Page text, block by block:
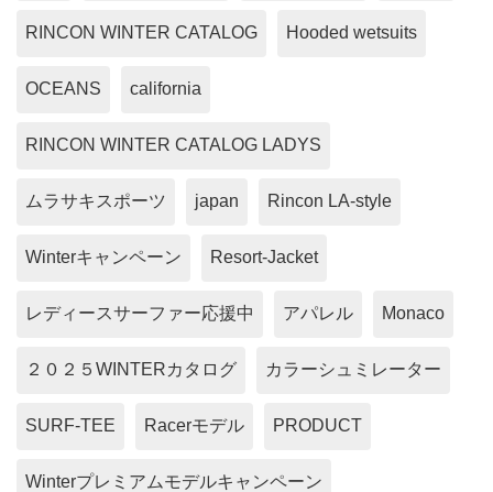
RINCON WINTER CATALOG Hooded wetsuits
OCEANS california
RINCON WINTER CATALOG LADYS
ムラサキスポーツ japan Rincon LA-style
Winterキャンペーン Resort-Jacket
レディースサーファー応援中 アパレル Monaco
２０２５WINTERカタログ カラーシュミレーター
SURF-TEE Racerモデル PRODUCT
Winterプレミアムモデルキャンペーン